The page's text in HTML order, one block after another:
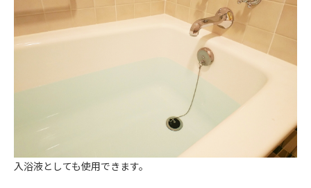
入浴液としても使用できます。